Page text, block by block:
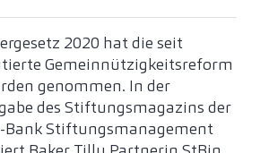
2020 hat die seit
Gemeinnützigkeitsreform
genommen. In der
des Stiftungsmagazins der
Bank Stiftungsmanagement